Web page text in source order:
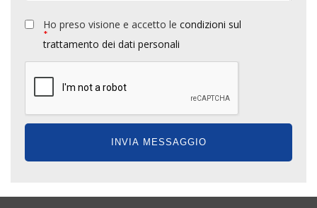
*
Ho preso visione e accetto le condizioni sul
trattamento dei dati personali